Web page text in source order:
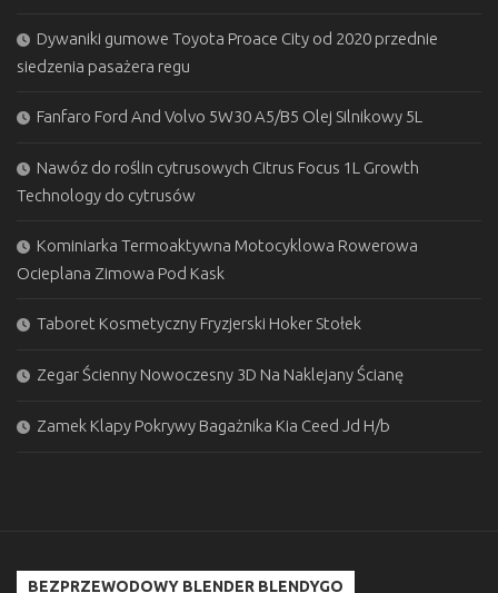
Dywaniki gumowe Toyota Proace City od 2020 przednie
siedzenia pasażera regu
Fanfaro Ford And Volvo 5W30 A5/B5 Olej Silnikowy 5L
Nawóz do roślin cytrusowych Citrus Focus 1L Growth
Technology do cytrusów
Kominiarka Termoaktywna Motocyklowa Rowerowa
Ocieplana Zimowa Pod Kask
Taboret Kosmetyczny Fryzjerski Hoker Stołek
Zegar Ścienny Nowoczesny 3D Na Naklejany Ścianę
Zamek Klapy Pokrywy Bagażnika Kia Ceed Jd H/b
BEZPRZEWODOWY BLENDER BLENDYGO